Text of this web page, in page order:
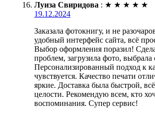
Луиза Свиридова : ★ ★ ★ ★ ★
19.12.2024
Заказала фотокнигу, и не
удобный интерфейс сайта, всё
Выбор оформления поразил!
проблем, загрузила фото, выбрала
Персонализированный подход к
чувствуется. Качество печати
яркие. Доставка была быстрой,
целости. Рекомендую всем, кто
воспоминания. Супер сервис!